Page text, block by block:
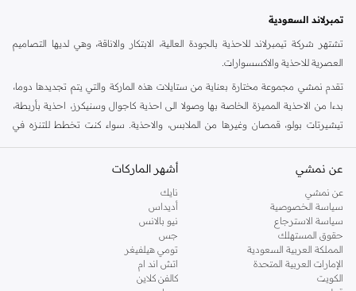
تمبرلاند السعودية
تشتهر شركة تيمبرلاند للاحذية بالجودة العالية، الابتكار والاناقة، وهي لديها التصاميم
العصرية للاحذية والاكسسوارات.
تقدم نمشي مجموعة مختارة بعناية من ستايلات هذه الماركة والتي يتم تجديدها دوما،
بدءا من الاحذية المميزة الخاصة بها وصولا الى احذية كاجوال وسنيكرز، احذية بأربطة،
تيشيرتات بولو، قمصان وغيرها من الملابس، والاحذية. سواء كنت تخطط للتنزه في
في افضل حالاته. هنا في نمشي، لدينا مجموعة متزايدة من الستايلات للرجال، النساء
تسوق تمبرلاند اون لاين الرياض
تعرف احذية تمبرلاند بصلابتها، مهارتها الحرفية وستايلها. جنبا الى جنب مع الجزم
الاسطورية، لدينا جميع احتياجاتك الكاجوال الاخرى في متجر تمبرلاند اون لاين في
نمشي. يمكن العثور على جزم، احذية رياضية وغيرها من الستايلات الاخرى التي ستجدها
في مجموعة تمبرلاند اون لاين. تسوق احذية تمبرلاند اون لاين واحصل على خدمة تسليم
عن نمشي
عن نمشي
سياسة الخصوصية
سياسة الاسترجاع
حقوق المستهلك
المملكة العربية السعودية
الإمارات العربية المتحدة
الكويت
أشهر الماركات
نايك
أديداس
نيو بالانس
جس
تومي هيلفيغر
اتش اند ام
كالفن كلاين